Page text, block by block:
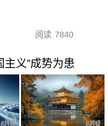
阅读 7840
义”成势为患